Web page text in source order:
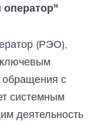
оператор"
(РЭО),
обращения с
системным
деятельность